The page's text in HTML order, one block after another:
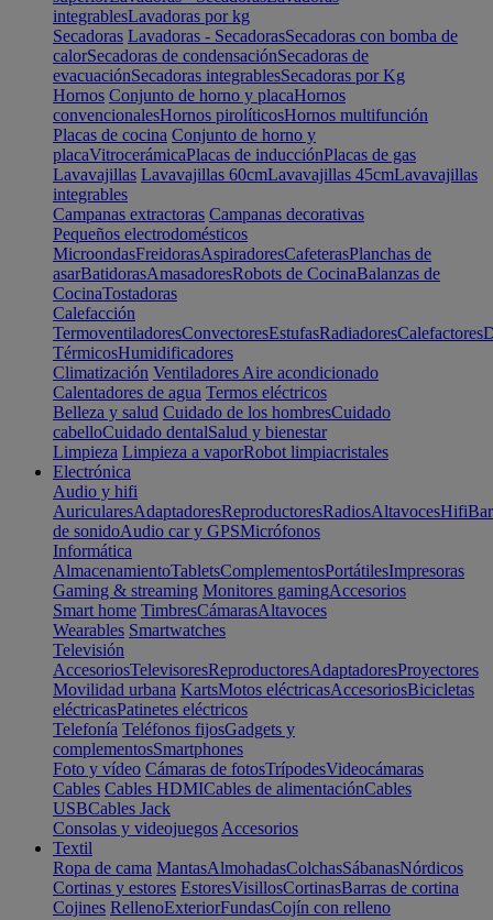
integrablesLavadoras por kg
Secadoras Lavadoras - SecadorasSecadoras con bomba de
calorSecadoras de condensaciónSecadoras de
evacuaciónSecadoras integrablesSecadoras por Kg
Hornos Conjunto de horno y placaHornos
convencionalesHornos pirolíticosHornos multifunción
Placas de cocina Conjunto de horno y
placaVitrocerámicaPlacas de inducciónPlacas de gas
Lavavajillas Lavavajillas 60cmLavavajillas 45cmLavavajillas
integrables
Campanas extractoras Campanas decorativas
Pequeños electrodomésticos
MicroondasFreidorasAspiradoresCafeterasPlanchas de
asarBatidorasAmasadoresRobots de CocinaBalanzas de
CocinaTostadoras
Calefacción
TermoventiladoresConvectoresEstufasRadiadoresCalefactores
TérmicosHumidificadores
Climatización Ventiladores Aire acondicionado
Calentadores de agua Termos eléctricos
Belleza y salud Cuidado de los hombresCuidado
cabelloCuidado dentalSalud y bienestar
Limpieza Limpieza a vaporRobot limpiacristales
Electrónica
Audio y hifi
AuricularesAdaptadoresReproductoresRadiosAltavocesHifi
de sonidoAudio car y GPSMicrófonos
Informática
AlmacenamientoTabletsComplementosPortátilesImpresoras
Gaming & streaming Monitores gamingAccesorios
Smart home TimbresCámarasAltavoces
Wearables Smartwatches
Televisión
AccesoriosTelevisoresReproductoresAdaptadoresProyectores
Movilidad urbana KartsMotos eléctricasAccesoriosBicicletas
eléctricasPatinetes eléctricos
Telefonía Teléfonos fijosGadgets y
complementosSmartphones
Foto y vídeo Cámaras de fotosTrípodesVideocámaras
Cables Cables HDMICables de alimentaciónCables
USBCables Jack
Consolas y videojuegos Accesorios
Textil
Ropa de cama MantasAlmohadasColchasSábanasNórdicos
Cortinas y estores EstoresVisillosCortinasBarras de cortina
Cojines RellenoExteriorFundasCojín con relleno